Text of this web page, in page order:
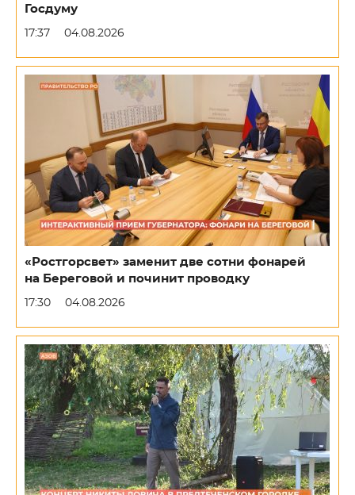
Госдуму
17:37 04.08.2026
«Ростгорсвет» заменит две сотни фонарей
на Береговой и починит проводку
17:30 04.08.2026